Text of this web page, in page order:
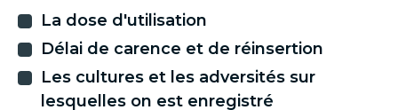
La dose d'utilisation
Délai de carence et de réinsertion
Les cultures et les adversités sur
lesquelles on est enregistré